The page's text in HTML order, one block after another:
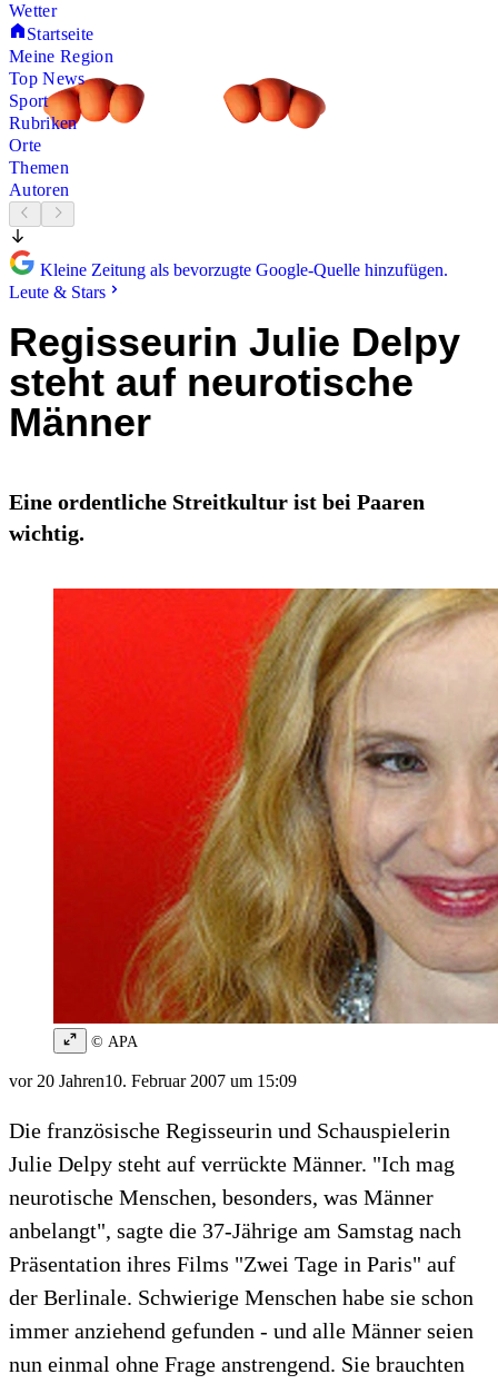
Wetter
Startseite
Meine Region
Top News
Sport
Rubriken
Orte
Themen
Autoren
Kleine Zeitung als bevorzugte Google-Quelle hinzufügen.
Leute & Stars
Regisseurin Julie Delpy
steht auf neurotische
Männer
Eine ordentliche Streitkultur ist bei Paaren
wichtig.
© APA
vor 20 Jahren10. Februar 2007 um 15:09
Die französische Regisseurin und Schauspielerin
Julie Delpy steht auf verrückte Männer. "Ich mag
neurotische Menschen, besonders, was Männer
anbelangt", sagte die 37-Jährige am Samstag nach
Präsentation ihres Films "Zwei Tage in Paris" auf
der Berlinale. Schwierige Menschen habe sie schon
immer anziehend gefunden - und alle Männer seien
nun einmal ohne Frage anstrengend. Sie brauchten